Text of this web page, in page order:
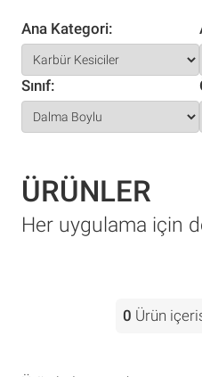
Ana Kategori:
Sınıf:
ÜRÜNLER
Her uygulama için
0 Ürün